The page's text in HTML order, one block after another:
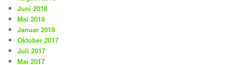
Juni 2018
Mai 2018
Januar 2018
Oktober 2017
Juli 2017
Mai 2017